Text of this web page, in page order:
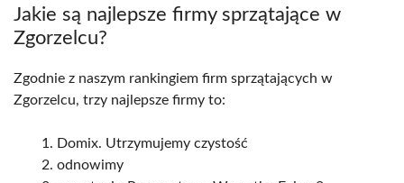
Jakie są najlepsze firmy sprzątające w
Zgorzelcu?
Zgodnie z naszym rankingiem firm sprzątających w
Zgorzelcu, trzy najlepsze firmy to:
Domix. Utrzymujemy czystość
odnowimy